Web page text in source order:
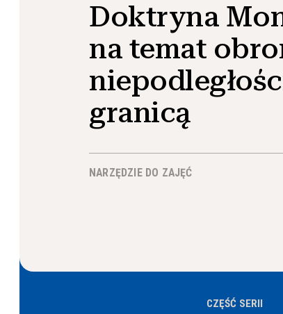
Doktryna
na temat
granicą
NARZĘDZIE DO ZAJĘĆ
CZĘŚĆ SERII